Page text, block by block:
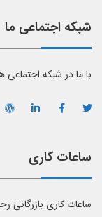
شبکه اجتماعی ما
با ما در شبکه اجتماعی
ساعات کاری
ساعات کاری بازرگانی